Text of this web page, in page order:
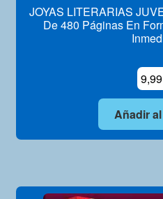
JOYAS LITERARIAS
De 480 Páginas En
9,99
Añadir